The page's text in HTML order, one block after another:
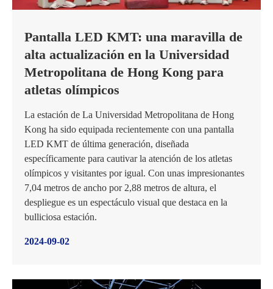
Pantalla LED KMT: una maravilla de
alta actualización en la Universidad
Metropolitana de Hong Kong para
atletas olímpicos
La estación de La Universidad Metropolitana de Hong
Kong ha sido equipada recientemente con una pantalla
LED KMT de última generación, diseñada
específicamente para cautivar la atención de los atletas
olímpicos y visitantes por igual. Con unas impresionantes
7,04 metros de ancho por 2,88 metros de altura, el
despliegue es un espectáculo visual que destaca en la
bulliciosa estación.
2024-09-02